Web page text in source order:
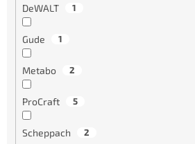
DeWALT 1
Gude 1
Metabo 2
ProCraft 5
Scheppach 2